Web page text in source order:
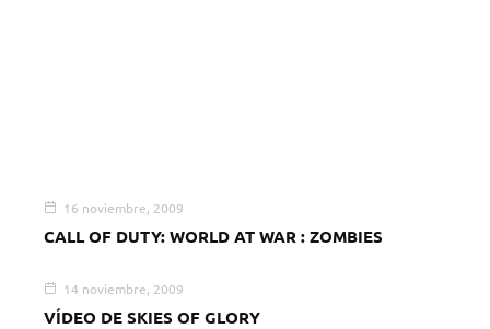
16 noviembre, 2009
CALL OF DUTY: WORLD AT WAR : ZOMBIES
14 noviembre, 2009
VÍDEO DE SKIES OF GLORY